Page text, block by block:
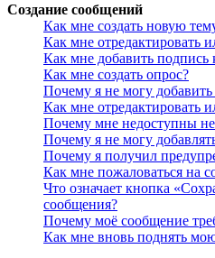
Создание сообщений
Как мне создать новую
Как мне отредактировать
Как мне добавить
Как мне создать опрос?
Почему я не могу
Как мне отредактировать
Почему мне недоступны
Почему я не могу
Почему я получил
Как мне пожаловаться на
Что означает кнопка
сообщения?
Почему моё сообщение
Как мне вновь поднять